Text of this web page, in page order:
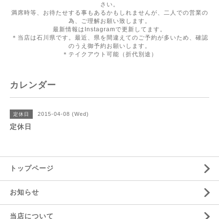
さい。
満席時等、お待たせする事もあるかもしれませんが、二人での営業の
為、ご理解お願い致します。
最新情報はInstagramで更新してます。
＊当店は石川県です。最近、県を間違えてのご予約が多いため、確認
のうえ御予約お願いします。
＊テイクアウト可能（折代別途）
カレンダー
定休日 2015-04-08 (Wed)
定休日
トップページ
お知らせ
当店について